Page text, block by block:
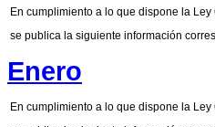
En cumplimiento a lo que dispone la
se publica la siguiente información
Enero
En cumplimiento a lo que dispone la